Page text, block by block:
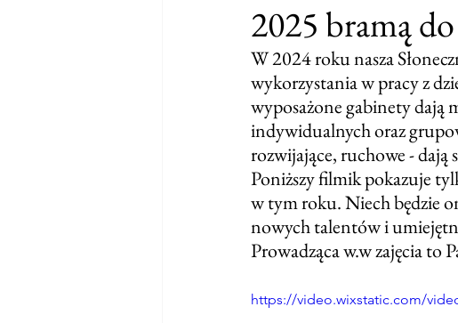
2025 bramą
W 2024 roku nasza
wykorzystania w pracy z
wyposażone gabinety dają
indywidualnych oraz
rozwijające, ruchowe - dają
Poniższy filmik pokazuje
w tym roku. Niech będzie
nowych talentów i
Prowadząca w.w zajęcia to
https://video.wixstatic.com/